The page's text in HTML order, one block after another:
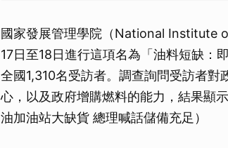
國家發展管理學院（National Institute
17日至18日進行這項名為「油料短缺：
全國1,310名受訪者。調查詢問受訪者
心，以及政府增購燃料的能力，結果顯
油加油站大缺貨 總理喊話儲備充足）